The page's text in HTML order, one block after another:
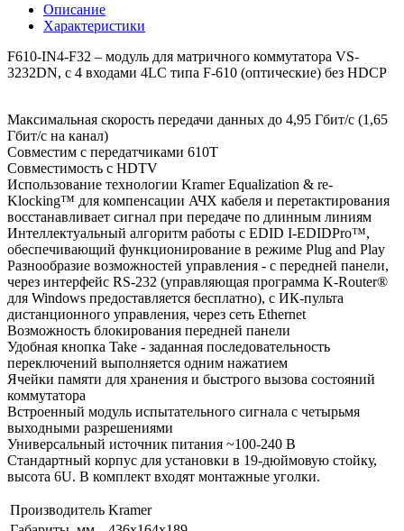
Описание
Характеристики
F610-IN4-F32 – модуль для матричного коммутатора VS-
3232DN, c 4 входами 4LC типа F-610 (оптические) без HDCP
Максимальная скорость передачи данных до 4,95 Гбит/с (1,65
Гбит/с на канал)
Совместим с передатчиками 610T
Совместимость с HDTV
Использование технологии Kramer Equalization & re-
Klocking™ для компенсации АЧХ кабеля и перетактирования
восстанавливает сигнал при передаче по длинным линиям
Интеллектуальный алгоритм работы с EDID I-EDIDPro™,
обеспечивающий функционирование в режиме Plug and Play
Разнообразие возможностей управления - с передней панели,
через интерфейс RS-232 (управляющая программа K-Router®
для Windows предоставляется бесплатно), с ИК-пульта
дистанционного управления, через сеть Ethernet
Возможность блокирования передней панели
Удобная кнопка Take - заданная последовательность
переключений выполняется одним нажатием
Ячейки памяти для хранения и быстрого вызова состояний
коммутатора
Встроенный модуль испытательного сигнала с четырьмя
выходными разрешениями
Универсальный источник питания ~100-240 В
Стандартный корпус для установки в 19-дюймовую стойку,
высота 6U. В комплект входят монтажные уголки.
Производитель Kramer